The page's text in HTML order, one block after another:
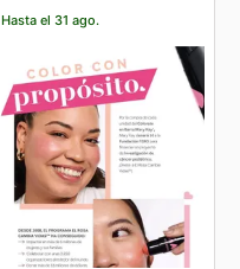
Hasta el 31 ago.